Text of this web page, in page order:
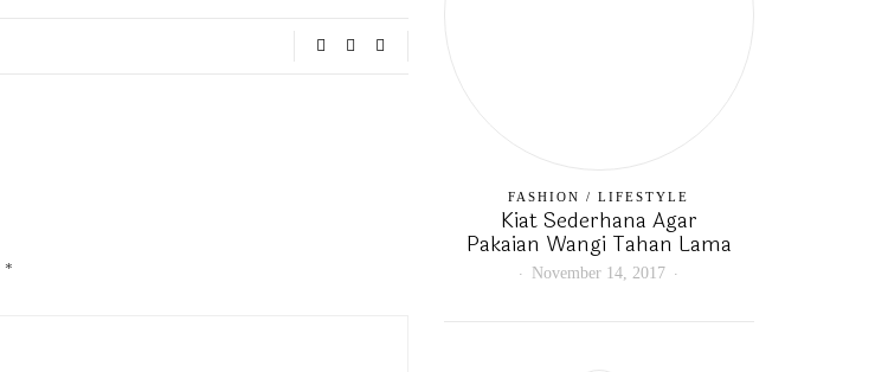
*
FASHION /LIFESTYLE
Kiat Sederhana Agar
Pakaian Wangi Tahan Lama
November 14, 2017